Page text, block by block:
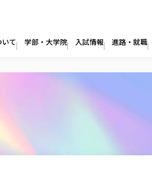
て 学部・大学院 入試情報 進路・就職